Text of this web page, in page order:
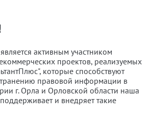
активным участником
проектов, реализуемых
которые способствуют
правовой информации в
г. Орла и Орловской области наша
и внедряет такие